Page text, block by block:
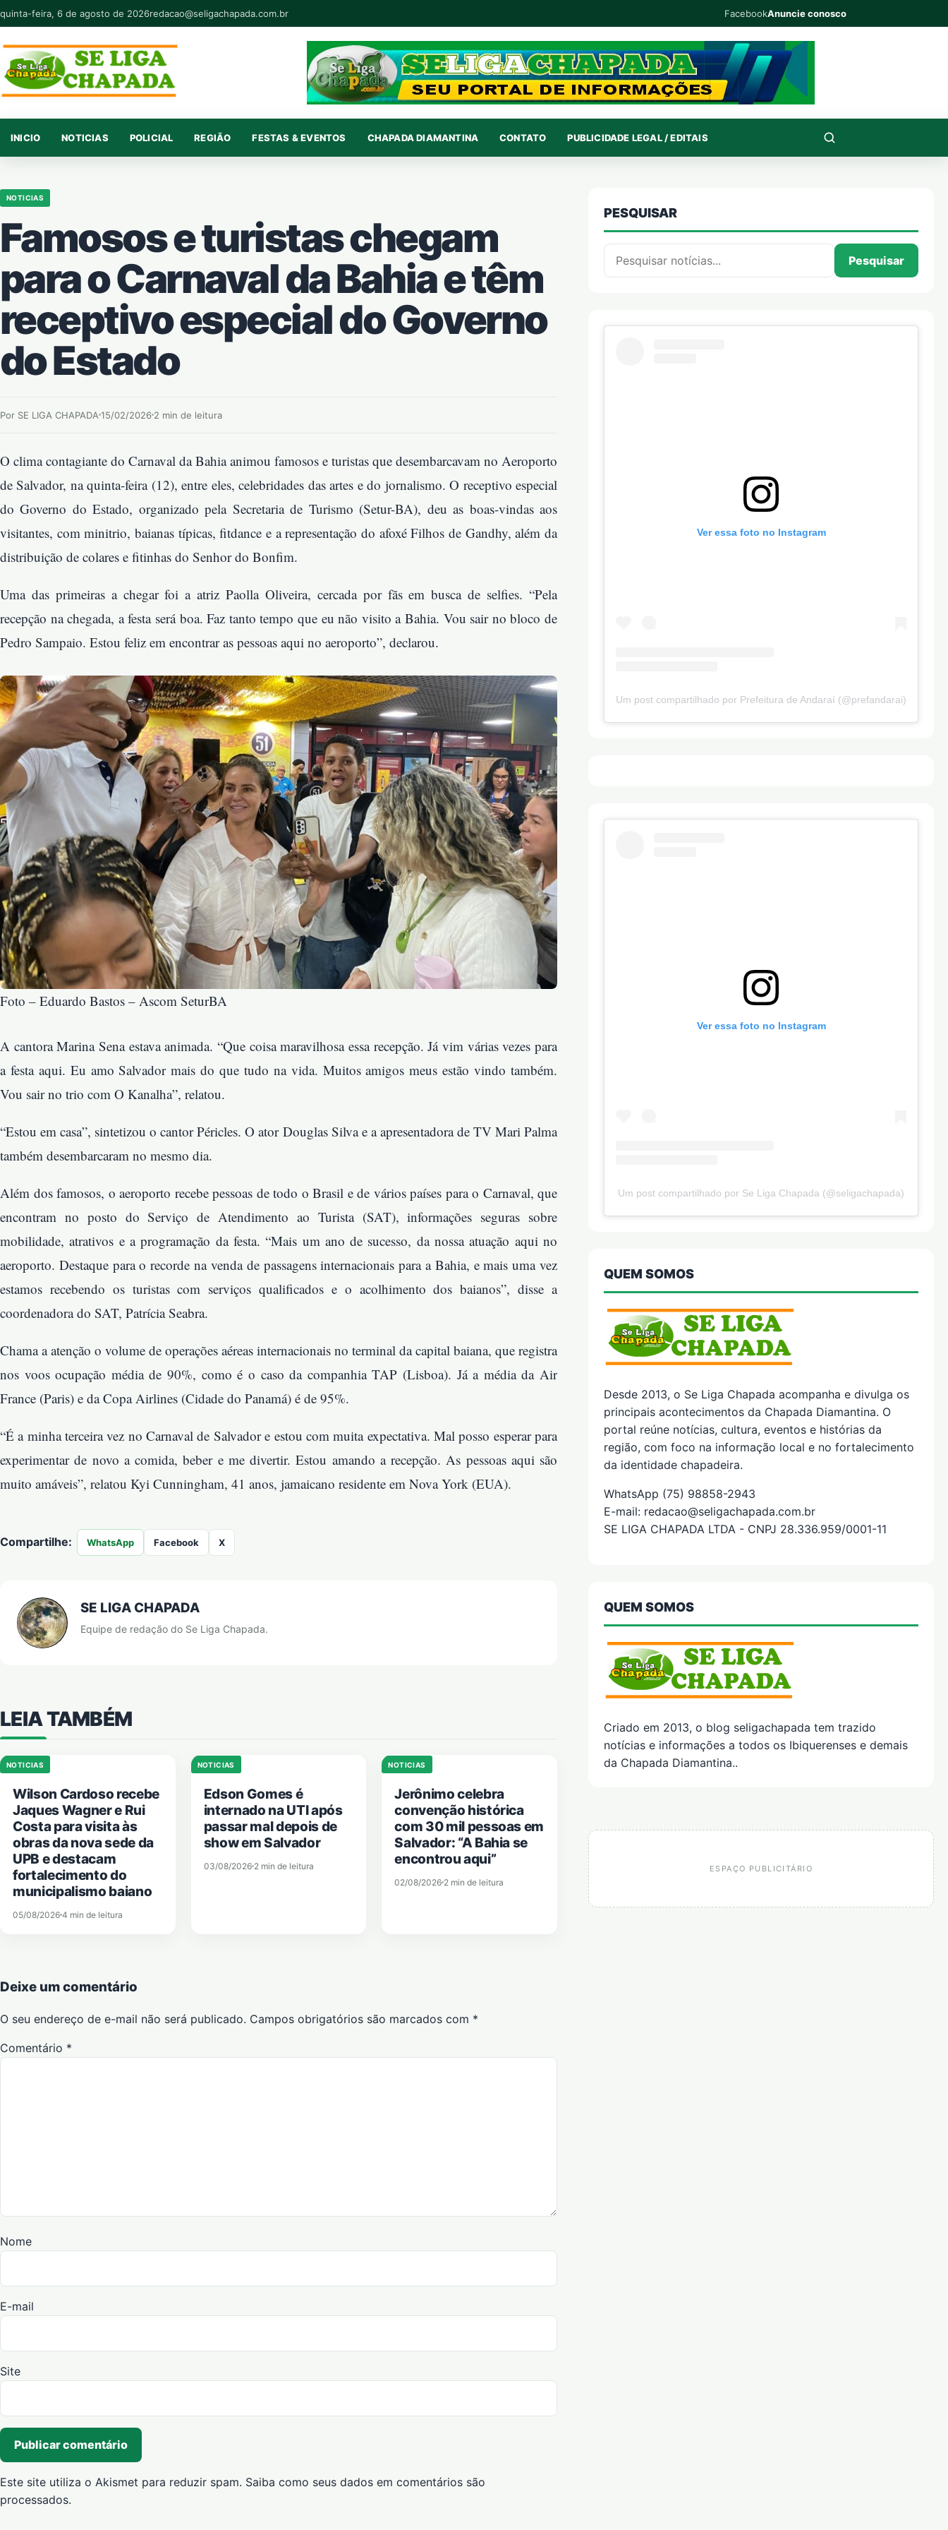
Pular para o conteúdo
quinta-feira, 6 de agosto de 2026redacao@seligachapada.com.br FacebookAnuncie conosco
INICIO NOTICIAS POLICIAL REGIÃO FESTAS & EVENTOS CHAPADA DIAMANTINA CONTATO PUBLICIDADE LEGAL / EDITAIS
NOTICIAS
Famosos e turistas chegam
para o Carnaval da Bahia e têm
receptivo especial do Governo
do Estado
Por SE LIGA CHAPADA 15/02/2026 2 min de leitura
O clima contagiante do Carnaval da Bahia animou famosos e turistas que desembarcavam no Aeroporto
de Salvador, na quinta-feira (12), entre eles, celebridades das artes e do jornalismo. O receptivo especial
do Governo do Estado, organizado pela Secretaria de Turismo (Setur-BA), deu as boas-vindas aos
visitantes, com minitrio, baianas típicas, fitdance e a representação do afoxé Filhos de Gandhy, além da
distribuição de colares e fitinhas do Senhor do Bonfim.
Uma das primeiras a chegar foi a atriz Paolla Oliveira, cercada por fãs em busca de selfies. “Pela
recepção na chegada, a festa será boa. Faz tanto tempo que eu não visito a Bahia. Vou sair no bloco de
Pedro Sampaio. Estou feliz em encontrar as pessoas aqui no aeroporto”, declarou.
Foto – Eduardo Bastos – Ascom SeturBA
A cantora Marina Sena estava animada. “Que coisa maravilhosa essa recepção. Já vim várias vezes para
a festa aqui. Eu amo Salvador mais do que tudo na vida. Muitos amigos meus estão vindo também.
Vou sair no trio com O Kanalha”, relatou.
“Estou em casa”, sintetizou o cantor Péricles. O ator Douglas Silva e a apresentadora de TV Mari Palma
também desembarcaram no mesmo dia.
Além dos famosos, o aeroporto recebe pessoas de todo o Brasil e de vários países para o Carnaval, que
encontram no posto do Serviço de Atendimento ao Turista (SAT), informações seguras sobre
mobilidade, atrativos e a programação da festa. “Mais um ano de sucesso, da nossa atuação aqui no
aeroporto. Destaque para o recorde na venda de passagens internacionais para a Bahia, e mais uma vez
estamos recebendo os turistas com serviços qualificados e o acolhimento dos baianos”, disse a
coordenadora do SAT, Patrícia Seabra.
Chama a atenção o volume de operações aéreas internacionais no terminal da capital baiana, que registra
nos voos ocupação média de 90%, como é o caso da companhia TAP (Lisboa). Já a média da Air
France (Paris) e da Copa Airlines (Cidade do Panamá) é de 95%.
“É a minha terceira vez no Carnaval de Salvador e estou com muita expectativa. Mal posso esperar para
experimentar de novo a comida, beber e me divertir. Estou amando a recepção. As pessoas aqui são
muito amáveis”, relatou Kyi Cunningham, 41 anos, jamaicano residente em Nova York (EUA).
Compartilhe: WhatsApp Facebook X
SE LIGA CHAPADA
Equipe de redação do Se Liga Chapada.
LEIA TAMBÉM
NOTICIAS
Wilson Cardoso recebe
Jaques Wagner e Rui
Costa para visita às
obras da nova sede da
UPB e destacam
fortalecimento do
municipalismo baiano
05/08/2026 4 min de leitura
NOTICIAS
Edson Gomes é
internado na UTI após
passar mal depois de
show em Salvador
03/08/2026 2 min de leitura
NOTICIAS
Jerônimo celebra
convenção histórica
com 30 mil pessoas em
Salvador: “A Bahia se
encontrou aqui”
02/08/2026 2 min de leitura
Deixe um comentário
O seu endereço de e-mail não será publicado. Campos obrigatórios são marcados com *
Comentário *
Nome
E-mail
Site
Este site utiliza o Akismet para reduzir spam. Saiba como seus dados em comentários são
processados.
PESQUISAR
Pesquisar por:
Pesquisar
Ver essa foto no Instagram
Um post compartilhado por Prefeitura de Andaraí (@prefandarai)
Ver essa foto no Instagram
Um post compartilhado por Se Liga Chapada (@seligachapada)
QUEM SOMOS
Desde 2013, o Se Liga Chapada acompanha e divulga os
principais acontecimentos da Chapada Diamantina. O
portal reúne notícias, cultura, eventos e histórias da
região, com foco na informação local e no fortalecimento
da identidade chapadeira.
WhatsApp (75) 98858-2943
E-mail: redacao@seligachapada.com.br
SE LIGA CHAPADA LTDA - CNPJ 28.336.959/0001-11
QUEM SOMOS
Criado em 2013, o blog seligachapada tem trazido
notícias e informações a todos os Ibiquerenses e demais
da Chapada Diamantina..
ESPAÇO PUBLICITÁRIO